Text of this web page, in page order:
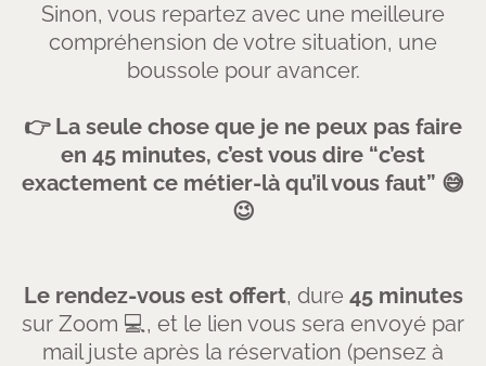
Sinon, vous repartez avec une meilleure
compréhension de votre situation, une
boussole pour avancer.
👉 La seule chose que je ne peux pas faire
en 45 minutes, c’est vous dire “c’est
exactement ce métier-là qu’il vous faut” 😅
😉
Le rendez-vous est offert, dure 45 minutes
sur Zoom 💻, et le lien vous sera envoyé par
mail juste après la réservation (pensez à